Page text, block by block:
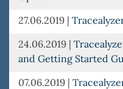
27.06.2019 |
24.06.2019 |
and Getting Started
07.06.2019 |